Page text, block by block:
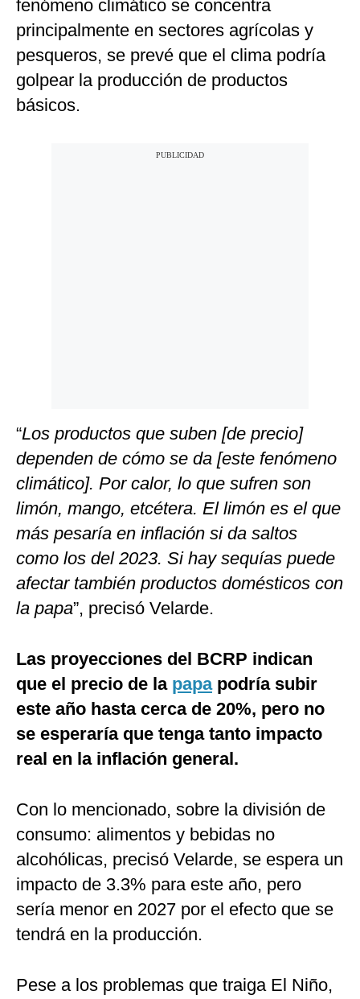
fenómeno climático se concentra
principalmente en sectores agrícolas y
pesqueros, se prevé que el clima podría
golpear la producción de productos
básicos.
“Los productos que suben [de precio]
dependen de cómo se da [este fenómeno
climático]. Por calor, lo que sufren son
limón, mango, etcétera. El limón es el que
más pesaría en inflación si da saltos
como los del 2023. Si hay sequías puede
afectar también productos domésticos con
la papa”, precisó Velarde.
Las proyecciones del BCRP indican
que el precio de la papapodría subir
este año hasta cerca de 20%, pero no
se esperaría que tenga tanto impacto
real en la inflación general.
Con lo mencionado, sobre la división de
consumo: alimentos y bebidas no
alcohólicas, precisó Velarde, se espera un
impacto de 3.3% para este año, pero
sería menor en 2027 por el efecto que se
tendrá en la producción.
Pese a los problemas que traiga El Niño,